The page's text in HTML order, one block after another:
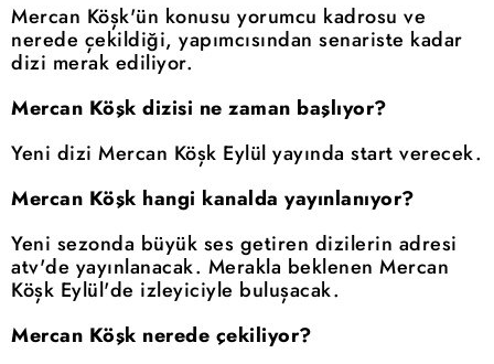
Mercan Köşk'ün konusu yorumcu kadrosu ve
nerede çekildiği, yapımcısından senariste kadar
dizi merak ediliyor.
Mercan Köşk dizisi ne zaman başlıyor?
Yeni dizi Mercan Köşk Eylül yayında start verecek.
Mercan Köşk hangi kanalda yayınlanıyor?
Yeni sezonda büyük ses getiren dizilerin adresi
atv'de yayınlanacak. Merakla beklenen Mercan
Köşk Eylül'de izleyiciyle buluşacak.
Mercan Köşk nerede çekiliyor?